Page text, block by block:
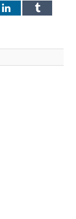
LinkedInTumblr